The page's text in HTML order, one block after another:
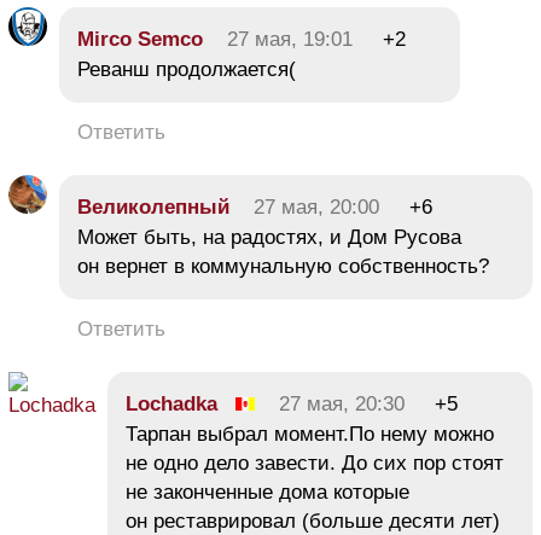
Mirco Semco 27 мая, 19:01
+2
Реванш продолжается(
Ответить
Великолепный 27 мая, 20:00
+6
Может быть, на радостях, и Дом Русова
он вернет в коммунальную собственность?
Ответить
Lochadka 27 мая, 20:30
+5
Тарпан выбрал момент.По нему можно
не одно дело завести. До сих пор стоят
не законченные дома которые
он реставрировал (больше десяти лет)